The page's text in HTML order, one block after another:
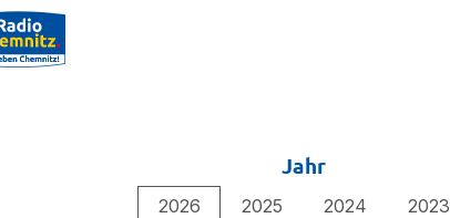
Jahr
2026 2025 2024
2023